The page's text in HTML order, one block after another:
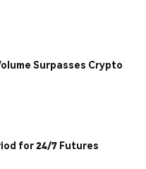
Surpasses Crypto
for 24/7 Futures